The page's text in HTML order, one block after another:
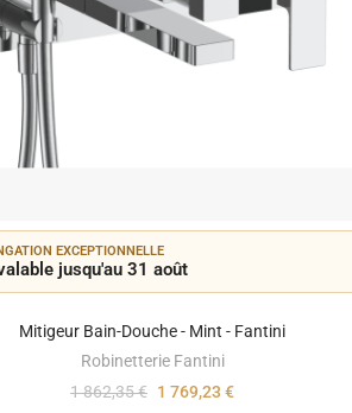
EXCEPTIONNELLE
jusqu'au 31 août
Mitigeur Bain-Douche - Mint - Fantini
Robinetterie Fantini
1 862,35 € 1 769,23 €